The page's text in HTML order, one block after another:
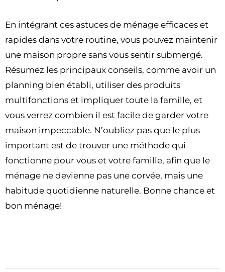
En intégrant ces astuces de ménage efficaces et
rapides dans votre routine, vous pouvez maintenir
une maison propre sans vous sentir submergé.
Résumez les principaux conseils, comme avoir un
planning bien établi, utiliser des produits
multifonctions et impliquer toute la famille, et
vous verrez combien il est facile de garder votre
maison impeccable. N’oubliez pas que le plus
important est de trouver une méthode qui
fonctionne pour vous et votre famille, afin que le
ménage ne devienne pas une corvée, mais une
habitude quotidienne naturelle. Bonne chance et
bon ménage!